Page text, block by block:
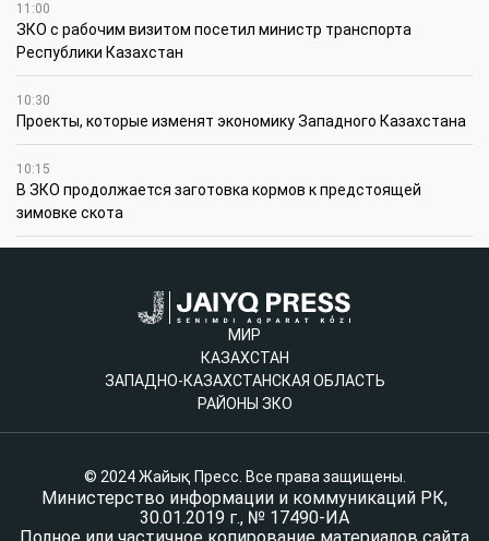
11:00
ЗКО с рабочим визитом посетил министр транспорта
Республики Казахстан
10:30
Проекты, которые изменят экономику Западного Казахстана
10:15
В ЗКО продолжается заготовка кормов к предстоящей
зимовке скота
МИР
КАЗАХСТАН
ЗАПАДНО-КАЗАХСТАНСКАЯ ОБЛАСТЬ
РАЙОНЫ ЗКО
© 2024 Жайық Пресс. Все права защищены.
Министерство информации и коммуникаций РК,
30.01.2019 г., № 17490-ИА